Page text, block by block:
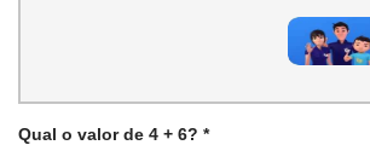
Qual o valor de 4 + 6? *